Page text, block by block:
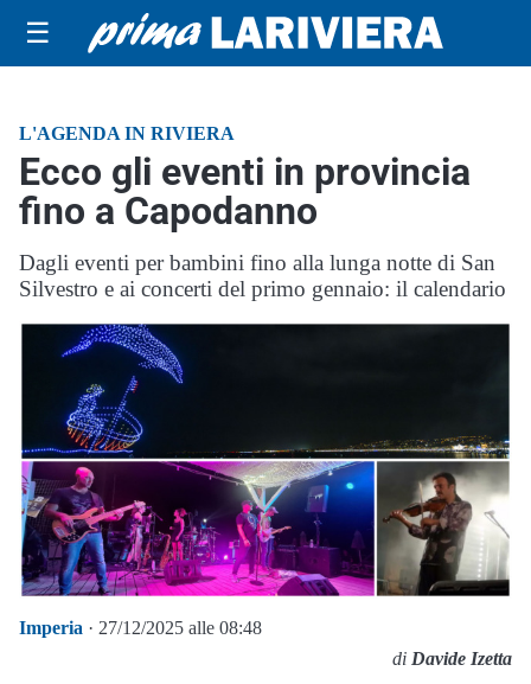
☰
L'AGENDA IN RIVIERA
Ecco gli eventi in provincia
fino a Capodanno
Dagli eventi per bambini fino alla lunga notte di San
Silvestro e ai concerti del primo gennaio: il calendario
Imperia · 27/12/2025 alle 08:48
di Davide Izetta